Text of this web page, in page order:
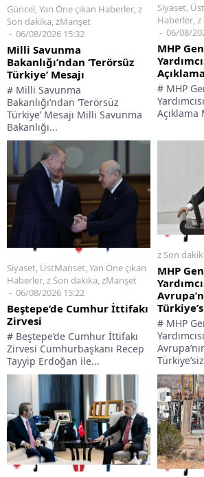
Güncel,Yan Öne çıkan Haberler,z
Son dakika,zManşet
06/08/2026 15:32
Milli Savunma
Bakanlığı’ndan ‘Terörsüz
Türkiye’ Mesajı
# Milli Savunma
Bakanlığı’ndan ‘Terörsüz
Türkiye’ Mesajı Milli Savunma
Bakanlığı...
Siyaset,
Haberler,z
06/08/
MHP
Açıklama
# MHP
Açıklama
Siyaset, ÜstManset,Yan Öne çıkan
Haberler,z Son dakika,zManşet
06/08/2026 15:22
Beştepe’de Cumhur İttifakı
Zirvesi
# Beştepe’de Cumhur İttifakı
Zirvesi Cumhurbaşkanı Recep
Tayyip Erdoğan ile...
z Son
MHP
# MHP